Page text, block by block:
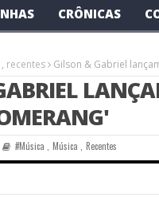
CRÔNICAS
, recentes Gilson & Gabriel
#Música ,Música Recentes